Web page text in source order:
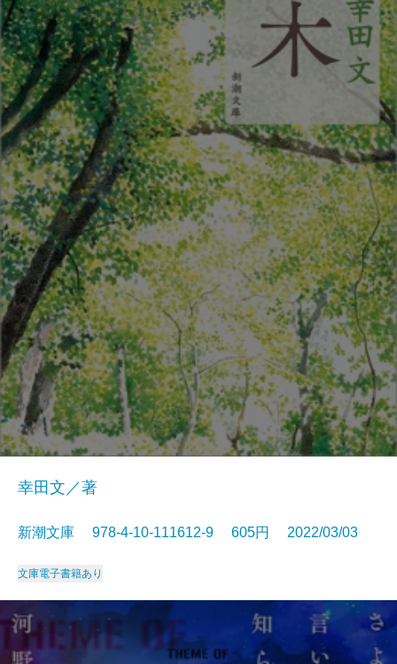
幸田文／著
新潮文庫 978-4-10-111612-9 605円 2022/03/03
文庫電子書籍あり